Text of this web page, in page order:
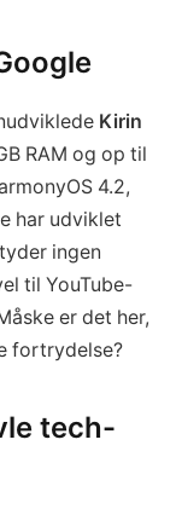
Kirin
RAM og op til
4.2,
har udviklet
ingen
til YouTube-
er det her,
fortrydelse?
tech-